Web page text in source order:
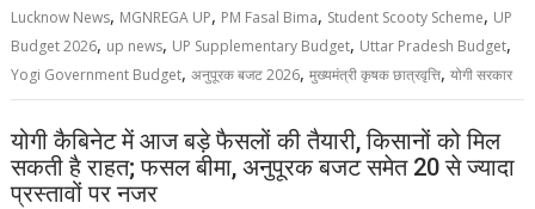
Lucknow News, MGNREGA UP, PM Fasal Bima, Student Scooty Scheme, UP
Budget 2026, up news, UP Supplementary Budget, Uttar Pradesh Budget,
Yogi Government Budget,अनुपूरक बजट 2026,मुख्यमंत्री कृषक छात्रवृत्ति,योगी सरकार
योगी कैबिनेट में आज बड़े फैसलों की तैयारी, किसानों को मिल
सकती है राहत; फसल बीमा, अनुपूरक बजट समेत 20 से ज्यादा
प्रस्तावों पर नजर